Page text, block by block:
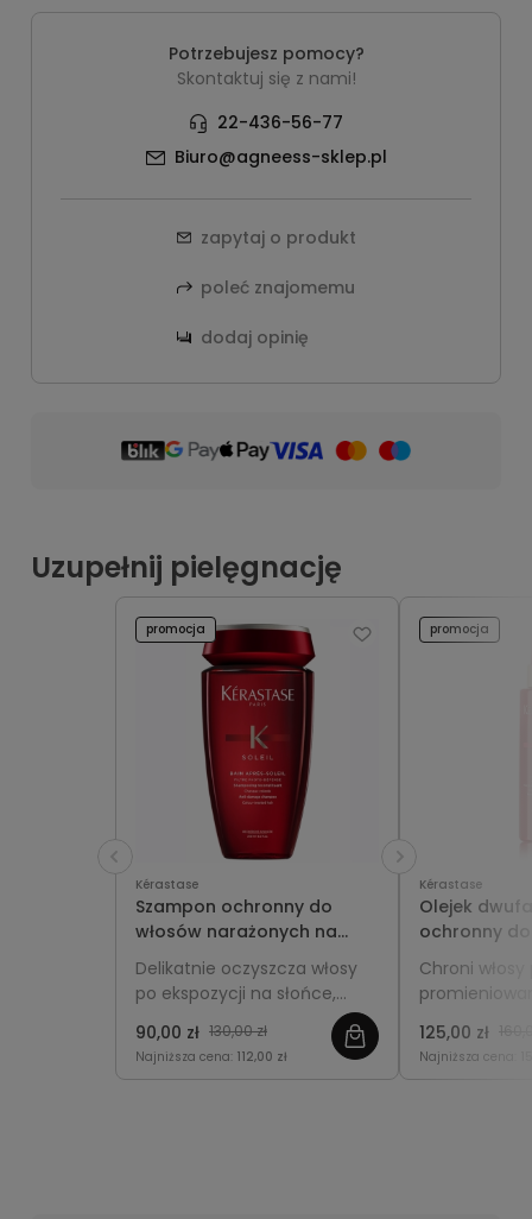
Potrzebujesz pomocy?
Skontaktuj się z nami!
22-436-56-77
Biuro@agneess-sklep.pl
zapytaj o produkt
poleć znajomemu
dodaj opinię
Uzupełnij pielęgnację
Kérastase
Szampon ochronny do
włosów narażonych na
słońce - Kérastase Soleil
Bain Après-Soleil 250ml
Delikatnie oczyszcza włosy
po ekspozycji na słońce,
chlor i sól morską, przywraca
im nawilżenie, miękkość i
naturalny blask.
90,00 zł 130,00 zł
Najniższa cena: 112,00 zł
promocja
Kérastase
Olejek
ochronny
słońcu -
Huile Sirène
Chroni włosy
podkreśla
ogranicza
125,00 zł
Najniższa cena:
promocja